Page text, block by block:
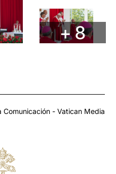
+ 8
- Vatican Media